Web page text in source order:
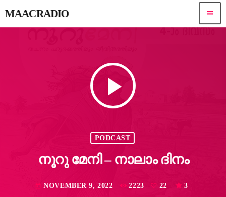
MAACRADIO menu
play_arrow
PODCAST
നൂറു മേനി – നാലാം ദിനം
today NOVEMBER 9, 2022 2223 22 3